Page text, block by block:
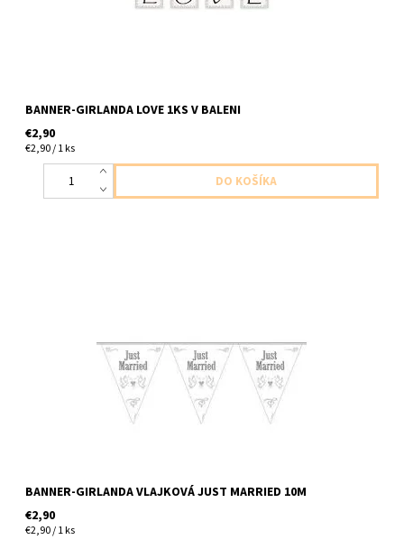
BANNER-GIRLANDA LOVE 1KS V BALENI
€2,90
€2,90 / 1 ks
BANNER-GIRLANDA VLAJKOVÁ JUST MARRIED 10M
€2,90
€2,90 / 1 ks